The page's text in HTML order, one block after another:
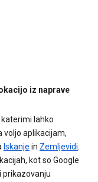
iz naprave
lahko
voljo aplikacijam,
Iskanje in Zemljevidi.
kot so Google
prikazovanju